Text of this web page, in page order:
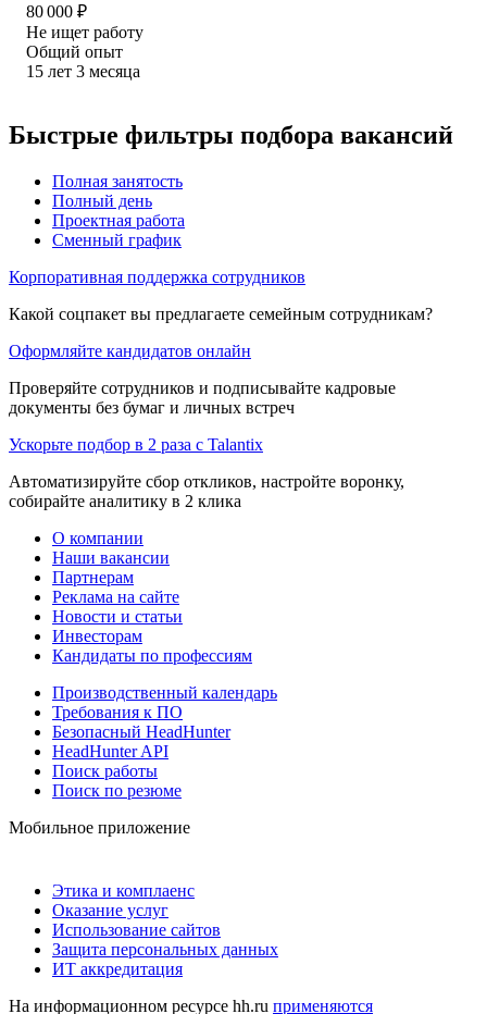
80 000 ₽
Не ищет работу
Общий опыт
15 лет 3 месяца
Быстрые фильтры подбора вакансий
Полная занятость
Полный день
Проектная работа
Сменный график
Корпоративная поддержка сотрудников
Какой соцпакет вы предлагаете семейным сотрудникам?
Оформляйте кандидатов онлайн
Проверяйте сотрудников и подписывайте кадровые
документы без бумаг и личных встреч
Ускорьте подбор в 2 раза с Talantix
Автоматизируйте сбор откликов, настройте воронку,
собирайте аналитику в 2 клика
О компании
Наши вакансии
Партнерам
Реклама на сайте
Новости и статьи
Инвесторам
Кандидаты по профессиям
Производственный календарь
Требования к ПО
Безопасный HeadHunter
HeadHunter API
Поиск работы
Поиск по резюме
Мобильное приложение
Этика и комплаенс
Оказание услуг
Использование сайтов
Защита персональных данных
ИТ аккредитация
На информационном ресурсе hh.ru применяются